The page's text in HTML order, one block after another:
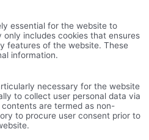
essential for the website to
includes cookies that ensures
features of the website. These
information.
necessary for the website
to collect user personal data via
are termed as non-
to procure user consent prior to